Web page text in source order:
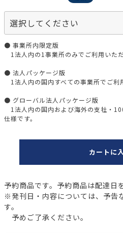
● 事業所内限定版
1法人内の1事業所のみでご利用いただ
● 法人パッケージ版
1法人内の国内すべての事業所でご利
● グローバル法人パッケージ版
1法人内の国内および海外の支社・
仕様です。
カートに
予約商品です。予約商品は配達日
※発刊日・内容については、予告
す。
予めご了承ください。